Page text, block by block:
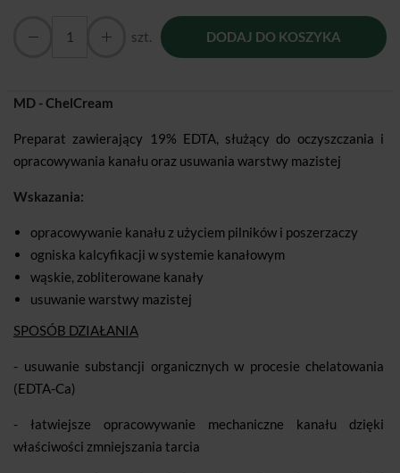
szt. DODAJ DO KOSZYKA
MD - ChelCream
Preparat zawierający 19% EDTA, służący do oczyszczania i
opracowywania kanału oraz usuwania warstwy mazistej
Wskazania:
opracowywanie kanału z użyciem pilników i poszerzaczy
ogniska kalcyfikacji w systemie kanałowym
wąskie, zobliterowane kanały
usuwanie warstwy mazistej
SPOSÓB DZIAŁANIA
- usuwanie substancji organicznych w procesie chelatowania
(EDTA-Ca)
- łatwiejsze opracowywanie mechaniczne kanału dzięki
właściwości zmniejszania tarcia